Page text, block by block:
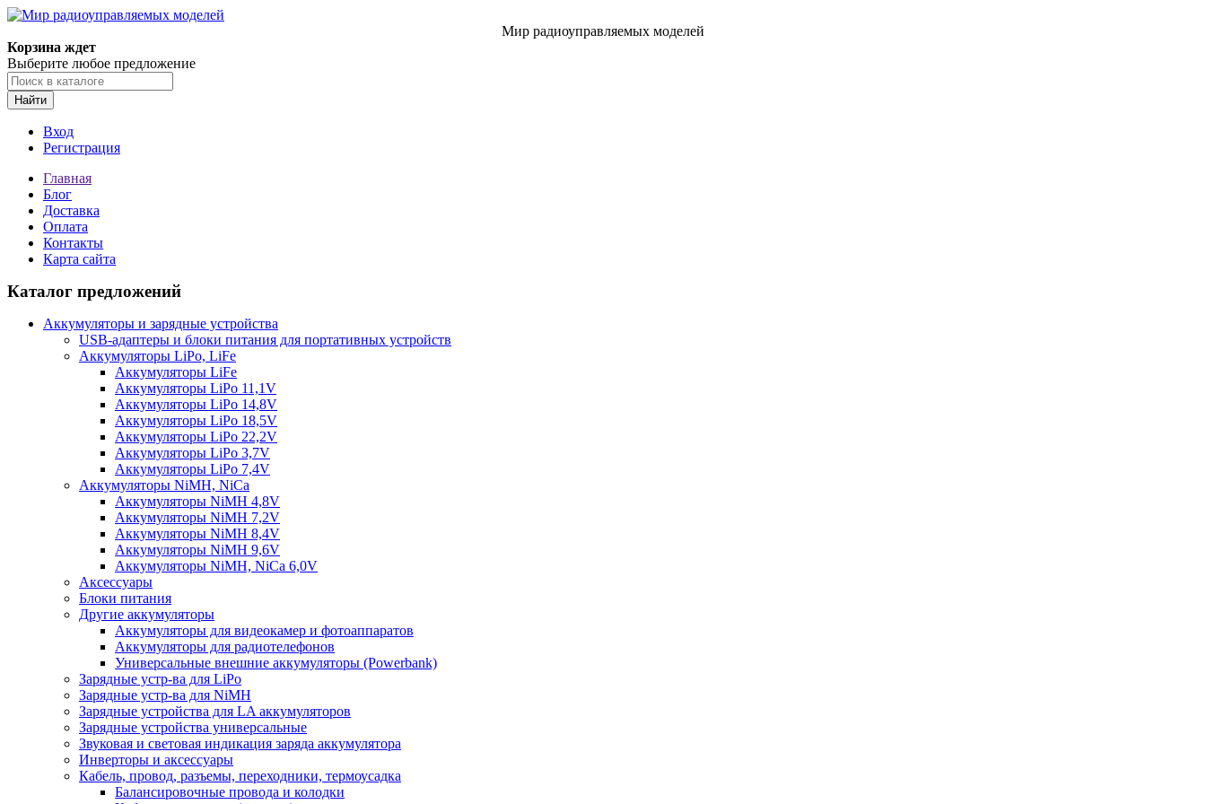
Мир радиоуправляемых моделей
Корзина ждет
Выберите любое предложение
Найти
Вход
Регистрация
Главная
Блог
Доставка
Оплата
Контакты
Карта сайта
Каталог предложений
Аккумуляторы и зарядные устройства
USB-адаптеры и блоки питания для портативных устройств
Аккумуляторы LiPo, LiFe
Аккумуляторы LiFe
Аккумуляторы LiPo 11,1V
Аккумуляторы LiPo 14,8V
Аккумуляторы LiPo 18,5V
Аккумуляторы LiPo 22,2V
Аккумуляторы LiPo 3,7V
Аккумуляторы LiPo 7,4V
Аккумуляторы NiMH, NiCa
Аккумуляторы NiMH 4,8V
Аккумуляторы NiMH 7,2V
Аккумуляторы NiMH 8,4V
Аккумуляторы NiMH 9,6V
Аккумуляторы NiMH, NiCa 6,0V
Аксессуары
Блоки питания
Другие аккумуляторы
Аккумуляторы для видеокамер и фотоаппаратов
Аккумуляторы для радиотелефонов
Универсальные внешние аккумуляторы (Powerbank)
Зарядные устр-ва для LiPo
Зарядные устр-ва для NiMH
Зарядные устройства для LA аккумуляторов
Зарядные устройства универсальные
Звуковая и световая индикация заряда аккумулятора
Инверторы и аксессуары
Кабель, провод, разъемы, переходники, термоусадка
Балансировочные провода и колодки